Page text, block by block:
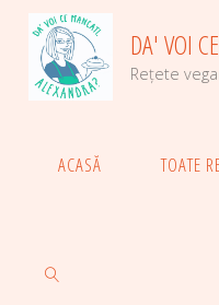
content
DA' VOI
Rețete
ACASĂ TOATE